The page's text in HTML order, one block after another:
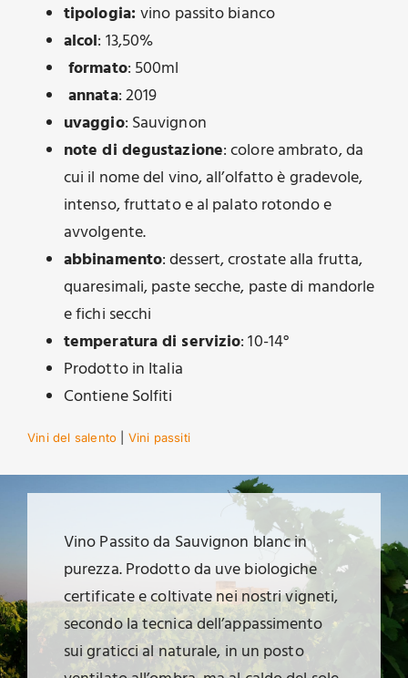
tipologia:vino passito bianco
alcol: 13,50%
formato: 500ml
annata: 2019
uvaggio: Sauvignon
note di degustazione: colore ambrato, da
cui il nome del vino, all’olfatto è gradevole,
intenso, fruttato e al palato rotondo e
avvolgente.
abbinamento: dessert, crostate alla frutta,
quaresimali, paste secche, paste di mandorle
e fichi secchi
temperatura di servizio: 10-14°
Prodotto in Italia
Contiene Solfiti
Vini del salento Vini passiti
Vino Passito da Sauvignon blanc in
purezza. Prodotto da uve biologiche
certificate e coltivate nei nostri vigneti,
secondo la tecnica dell’appassimento
sui graticci al naturale, in un posto